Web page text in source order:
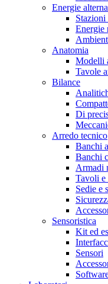
Energie
Stazioni
Energie
Anatomia
Modelli
Tavole
Bilance
Di
Arredo tecnico
Banchi
Banchi
Armadi
Tavoli e
Sedie e
Sensoristica
Kit ed
Sensori